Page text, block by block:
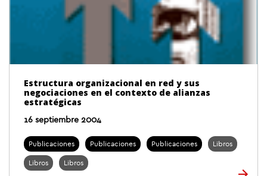
Estructura organizacional en red y sus
negociaciones en el contexto de alianzas
estratégicas
16 septiembre 2004
Publicaciones Publicaciones Publicaciones Libros
Libros Libros